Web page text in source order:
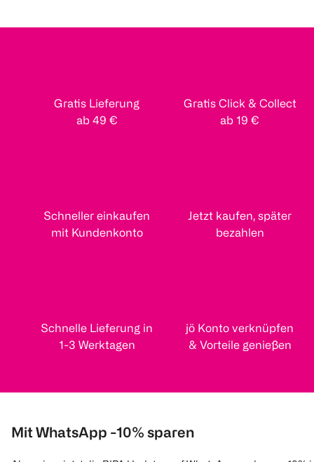
Gratis Lieferung
ab 49 €
Gratis Click & Collect
ab 19 €
Schneller einkaufen
mit Kundenkonto
Jetzt kaufen, später
bezahlen
Schnelle Lieferung in
1-3 Werktagen
jö Konto verknüpfen
& Vorteile genießen
Mit WhatsApp -10% sparen